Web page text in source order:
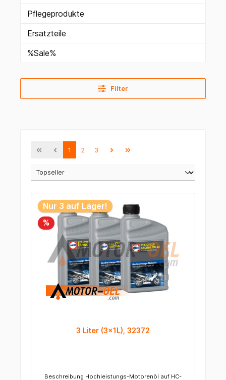
Pflegeprodukte
Ersatzteile
%Sale%
Filter
1 2 3
Nur 3 auf Lager!
%
3 Liter (3x1L), 32372
Beschreibung Hochleistungs-Motorenöl auf HC-